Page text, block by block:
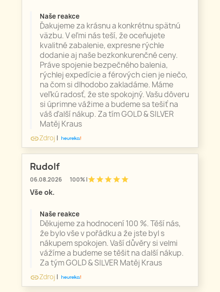
Naše reakce
Ďakujeme za krásnu a konkrétnu spätnú
väzbu. V eľmi nás teší, že oceňujete
kvalitné zabalenie, expresne rýchle
dodanie aj naše bezkonkurenčné ceny.
Práve spojenie bezpečného balenia,
rýchlej expedície a férových cien je niečo,
na čom si dlhodobo zakladáme. Máme
veľkú radosť, že ste spokojný. Vašu dôveru
si úprimne vážime a budeme sa tešiť na
váš ďalší nákup. Za tím GOLD & SILVER
Matěj Kraus
linkZdroj |
Rudolf
06.08.2026 100% |starstarstarstarstar
Vše ok.
Naše reakce
Děkujeme za hodnocení 100 %. Těší nás,
že bylo vše v pořádku a že jste byl s
nákupem spokojen. Vaší důvěry si velmi
vážíme a budeme se těšit na další nákup.
Za tým GOLD & SILVER Matěj Kraus
linkZdroj |